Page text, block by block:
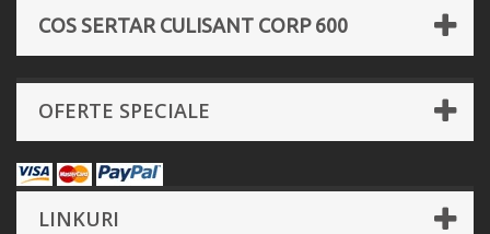
COS SERTAR CULISANT CORP 600
OFERTE SPECIALE
LINKURI